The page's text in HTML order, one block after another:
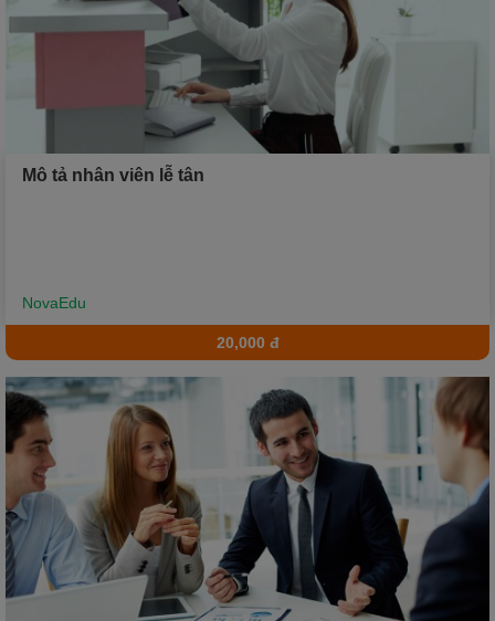
Mô tả nhân viên lễ tân
NovaEdu
20,000 đ